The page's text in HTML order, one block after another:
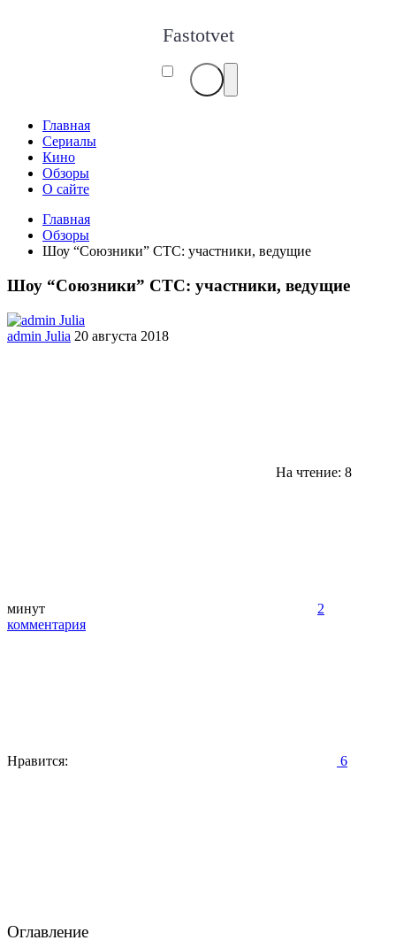
Fastotvet
Главная
Сериалы
Кино
Обзоры
О сайте
Главная
Обзоры
Шоу “Союзники” СТС: участники, ведущие
Шоу “Союзники” СТС: участники, ведущие
admin Julia 20 августа 2018
На чтение: 8
минут
2
комментария
Нравится: 6
Оглавление